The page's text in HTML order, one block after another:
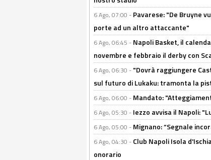
6 Ago, 07:00 - Pavarese: "De Bruyne
porte ad un altro attaccante"
6 Ago, 06:45 - Napoli Basket, il
novembre e febbraio il derby con
6 Ago, 06:30 - "Dovrà raggiungere
sul futuro di Lukaku: tramonta la
6 Ago, 06:00 - Mandato:
6 Ago, 05:30 - Iezzo avvisa il Napoli:
6 Ago, 05:00 - Mignano: “Segnale
6 Ago, 04:30 - Club Napoli Isola
onorario